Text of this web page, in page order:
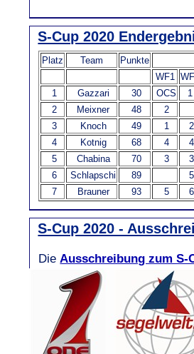
S-Cup 2020
Platz Team
Punkte
WF1
1
Gazzari 30 OCS
1
2
Meixner 48
2
3
Knoch 49 1
2
4
Kotnig 68 4
4
5
Chabina 70 3
3
6
Schlapschi 89
5
7
Brauner 93 5 6
S-Cup 2020 -
DieAusschreibung zum S-